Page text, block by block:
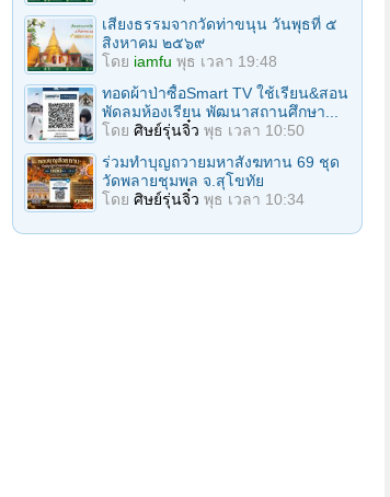
เสียงธรรมจากวัดท่าขนุน วันพุธที่ ๕
สิงหาคม ๒๕๖๙
โดย iamfu พุธ เวลา 19:48
ทอดผ้าป่าซื้อSmart TV ใช้เรียน&สอน
พัดลมห้องเรียน พัฒนาสถานศึกษา...
โดย ศิษย์รุ่นจิ๋ว พุธ เวลา 10:50
ร่วมทําบุญถวายมหาสังฆทาน 69 ชุด
วัดพลายชุมพล จ.สุโขทัย
โดย ศิษย์รุ่นจิ๋ว พุธ เวลา 10:34